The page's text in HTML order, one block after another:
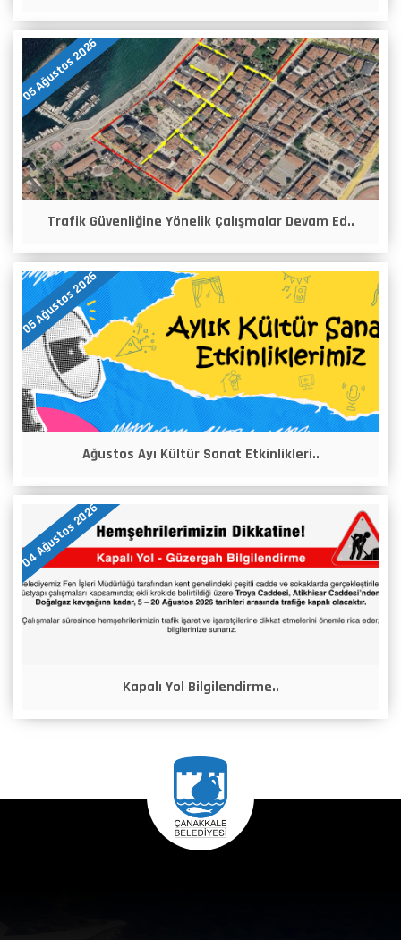
05 Ağustos 2026
Trafik Güvenliğine Yönelik Çalışmalar Devam Ed..
05 Ağustos 2026
Ağustos Ayı Kültür Sanat Etkinlikleri..
04 Ağustos 2026
Kapalı Yol Bilgilendirme..